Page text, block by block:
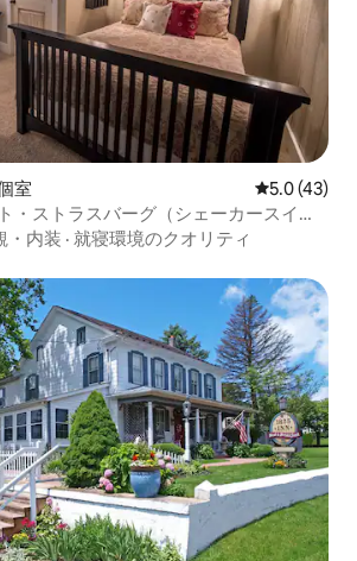
室 レビュー43
5.0 (43)
・ストラスバーグ（シェーカースイー
・内装 · 就寝環境のクオリティ